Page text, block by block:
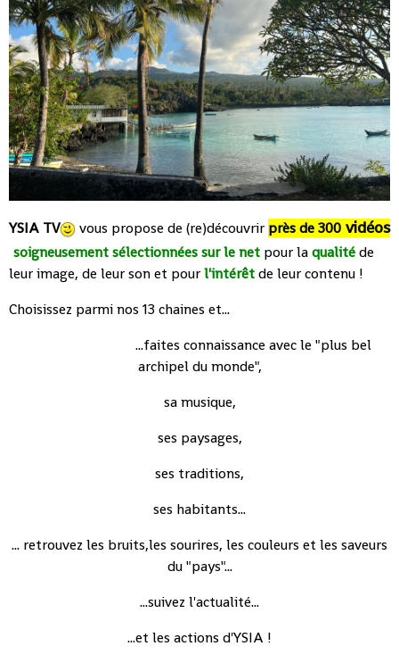
YSIA TV vous propose de (re)découvrir près de 300 vidéos
soigneusement sélectionnées sur le net pour laqualitéde
leur image, de leur son et pourl'intérêtde leur contenu !
Choisissez parmi nos 13 chaines et...
...faites connaissance avec le "plus bel
archipel du monde",
sa musique,
ses paysages,
ses traditions,
ses habitants...
... retrouvez les bruits,les sourires, les couleurs et les saveurs
du "pays"...
...suivez l'actualité...
...et les actions d'YSIA !